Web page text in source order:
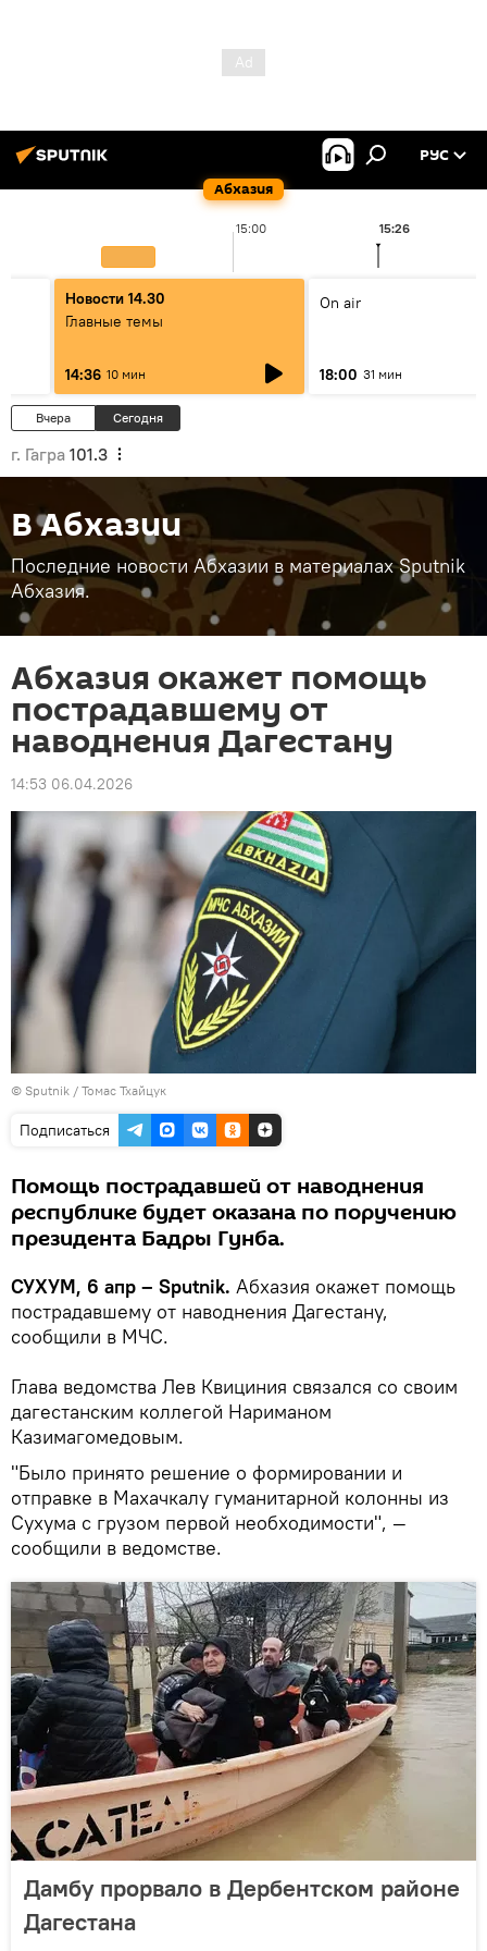
Абхазия
РУС
15:00 15:26
Новости 14.30
Главные темы
14:36 10 мин
On air
18:00 31 мин
Вчера Сегодня
г. Гагра 101.3
В Абхазии
Последние новости Абхазии в материалах Sputnik
Абхазия.
Абхазия окажет помощь
пострадавшему от
наводнения Дагестану
14:53 06.04.2026
© Sputnik / Томас Тхайцук
Подписаться
Помощь пострадавшей от наводнения
республике будет оказана по поручению
президента Бадры Гунба.
СУХУМ, 6 апр – Sputnik. Абхазия окажет помощь
пострадавшему от наводнения Дагестану,
сообщили в МЧС.
Глава ведомства Лев Квициния связался со своим
дагестанским коллегой Нариманом
Казимагомедовым.
"Было принято решение о формировании и
отправке в Махачкалу гуманитарной колонны из
Сухума с грузом первой необходимости", —
сообщили в ведомстве.
Дамбу прорвало в Дербентском районе
Дагестана